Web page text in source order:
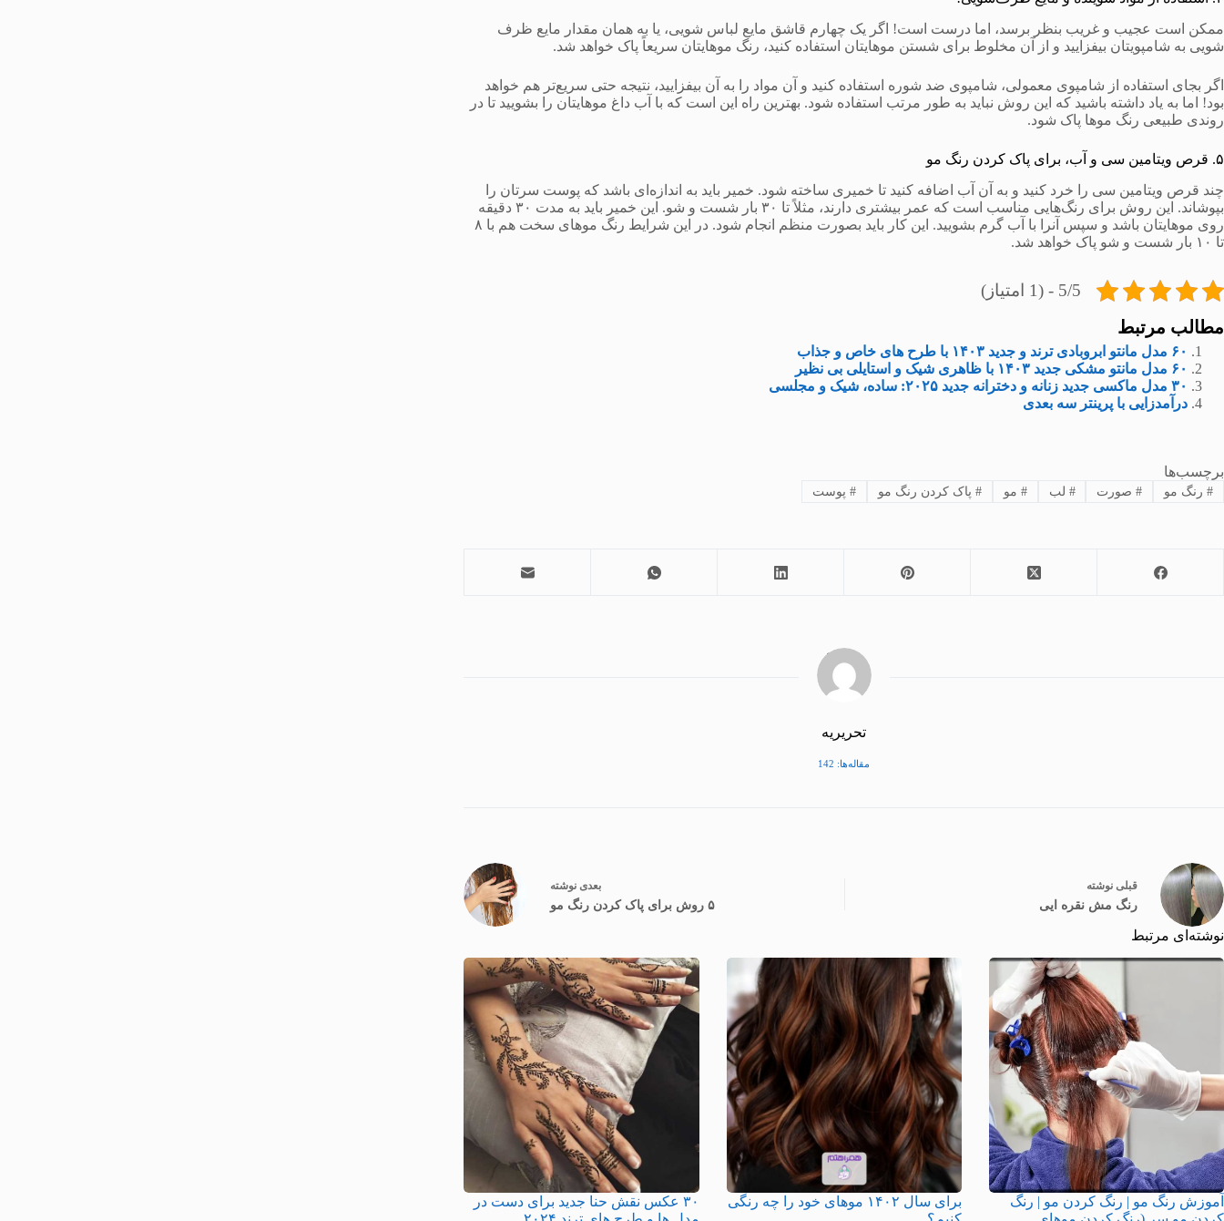
ممکن است عجیب و غریب بنظر برسد، اما درست است! اگر یک چهارم قاشق مایع لباس شویی، یا به همان مقدار مایع ظرف
شویی به شامپویتان بیفزایید و از آن مخلوط برای شستن موهایتان استفاده کنید، رنگ موهایتان سریعاً پاک خواهد شد.
اگر بجای استفاده از شامپوی معمولی، شامپوی ضد شوره استفاده کنید و آن مواد را به آن بیفزایید، نتیجه حتی سریع‌تر هم خواهد
بود! اما به یاد داشته باشید که این روش نباید به طور مرتب استفاده شود. بهترین راه این است که با آب داغ موهایتان را بشویید تا در
روندی طبیعی رنگ موها پاک شود.
۵. قرص ویتامین سی و آب، برای پاک کردن رنگ مو
چند قرص ویتامین سی را خرد کنید و به آن آب اضافه کنید تا خمیری ساخته شود. خمیر باید به اندازه‌ای باشد که پوست سرتان را
بپوشاند. این روش برای رنگ‌هایی مناسب است که عمر بیشتری دارند، مثلاً تا ۳۰ بار شست و شو. این خمیر باید به مدت ۳۰ دقیقه
روی موهایتان باشد و سپس آنرا با آب گرم بشویید. این کار باید بصورت منظم انجام شود. در این شرایط رنگ موهای سخت هم با ۸
تا ۱۰ بار شست و شو پاک خواهد شد.
5/5 - (1 امتیاز)
مطالب مرتبط
۶۰ مدل مانتو ابروبادی ترند و جدید ۱۴۰۳ با طرح های خاص و جذاب
۶۰ مدل مانتو مشکی جدید ۱۴۰۳ با ظاهری شیک و استایلی بی نظیر
۳۰ مدل ماکسی جدید زنانه و دخترانه جدید ۲۰۲۵: ساده‌، شیک و مجلسی
درآمدزایی با پرینتر سه ‌بعدی
برچسب‌ها
#رنگ مو #صورت # لب # مو # پاک کردن رنگ مو #پوست
تحریریه
مقاله‌ها: 142
قبلی نوشته
رنگ مش نقره ایی
بعدی نوشته
۵ روش برای پاک کردن رنگ مو
نوشته‌ای مرتبط
آموزش رنگ مو | رنگ کردن مو | رنگ
برای سال ۱۴۰۲ موهای خود را چه رنگی
۳۰ عکس نقش حنا جدید برای دست در